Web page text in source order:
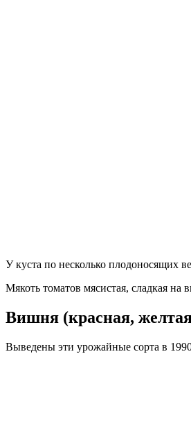
У куста по несколько плодоносящих
Мякоть томатов мясистая, сладкая на
Вишня (красная,
Выведены эти урожайные сорта в